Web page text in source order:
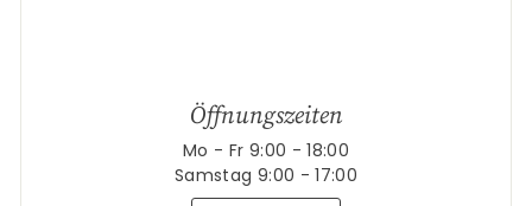
Öffnungszeiten
Mo - Fr 9:00 - 18:00
Samstag 9:00 - 17:00